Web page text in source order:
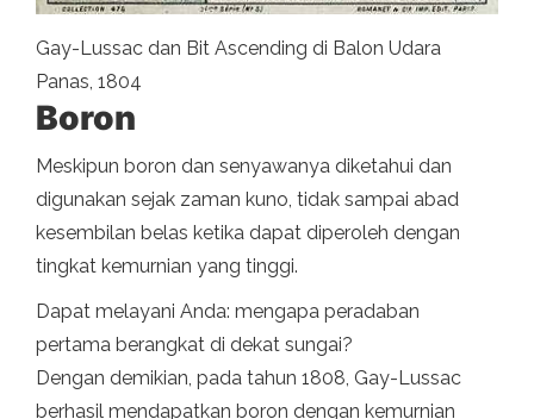
Gay-Lussac dan Bit Ascending di Balon Udara
Panas, 1804
Boron
Meskipun boron dan senyawanya diketahui dan
digunakan sejak zaman kuno, tidak sampai abad
kesembilan belas ketika dapat diperoleh dengan
tingkat kemurnian yang tinggi.
Dapat melayani Anda: mengapa peradaban
pertama berangkat di dekat sungai?
Dengan demikian, pada tahun 1808, Gay-Lussac
berhasil mendapatkan boron dengan kemurnian